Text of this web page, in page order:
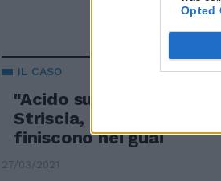
Opted
IL CASO
"Acido su Brumotti e la
Striscia, i due trapper
finiscono nei guai
27/03/2021